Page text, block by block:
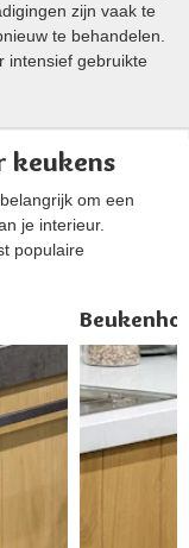
zijn vaak te
te behandelen.
intensief gebruikte
keukens
om een
je interieur.
populaire